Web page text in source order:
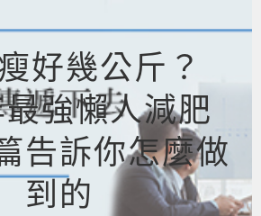
好幾公斤？
最強懶人減肥
告訴你怎麼做
到的